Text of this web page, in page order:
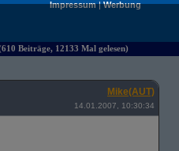
Impressum|Werbung
Beiträge, 12133 Mal gelesen)
Mike(AUT)
14.01.2007, 10:30:34